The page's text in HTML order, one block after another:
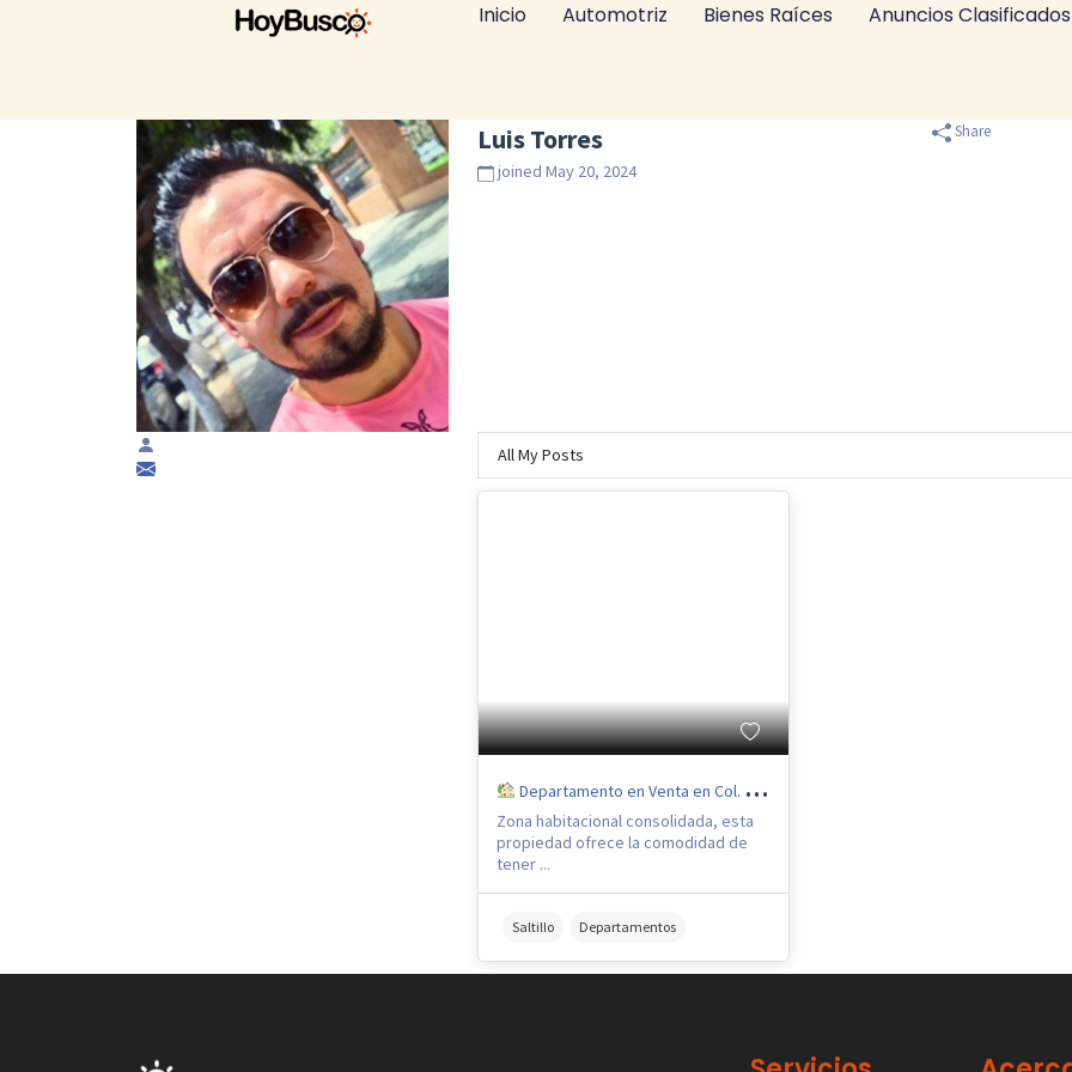
Inicio Automotriz Bienes Raíces Anuncios Clasificados
Luis Torres
joined May 20, 2024
Share
All My Posts
Departamento en Venta en Col. Guanaiuato Ote
Zona habitacional consolidada, esta
propiedad ofrece la comodidad de
tener ...
Saltillo Departamentos